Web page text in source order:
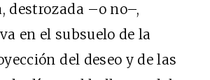
destrozada –o no–,
en el subsuelo de la
del deseo y de las